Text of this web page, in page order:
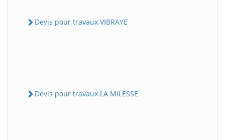
Devis pour travaux VIBRAYE
Devis pour travaux LA MILESSE